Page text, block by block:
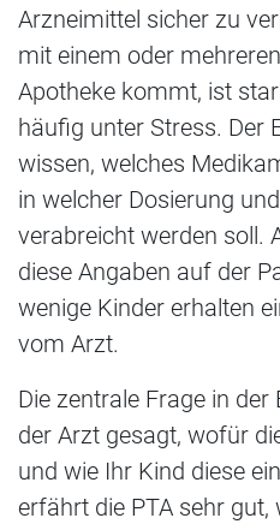
Arzneimittel sicher zu
mit einem oder
Apotheke kommt, ist
häufig unter Stress. Der
wissen, welches
in welcher Dosierung
verabreicht werden soll.
diese Angaben auf der
wenige Kinder erhalten
vom Arzt.
Die zentrale Frage in der
der Arzt gesagt, wofür
und wie Ihr Kind diese
erfährt die PTA sehr gut,